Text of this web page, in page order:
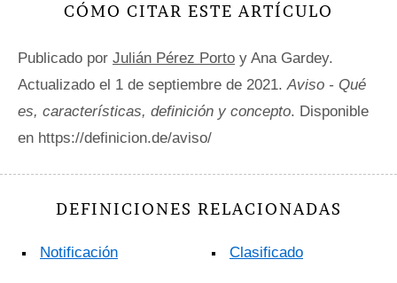
CÓMO CITAR ESTE ARTÍCULO
Publicado por Julián Pérez Porto y Ana Gardey.
Actualizado el 1 de septiembre de 2021.Aviso - Qué
es, características, definición y concepto. Disponible
en https://definicion.de/aviso/
DEFINICIONES RELACIONADAS
Notificación Clasificado